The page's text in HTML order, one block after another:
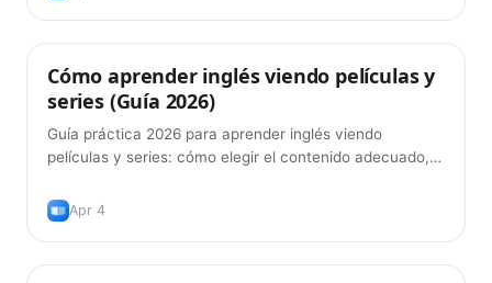
Métodos de aprendizaje
Cómo aprender inglés viendo películas y
series (Guía 2026)
Guía práctica 2026 para aprender inglés viendo
películas y series: cómo elegir el contenido adecuado,
repetición espaciada.
Apr 4